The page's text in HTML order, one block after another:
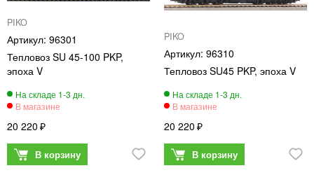
PIKO
96301
Тепловоз SU 45-100 PKP,
эпоха V
20 220
PIKO
96310
Тепловоз SU45 PKP, эпоха V
20 220